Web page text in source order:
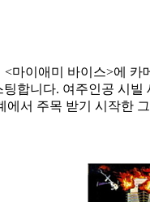
<마이애미 바이스>에
합니다. 여주인공 시
에서 주목 받기 시작한